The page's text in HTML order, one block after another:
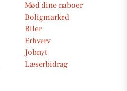
Mød dine naboer
Boligmarked
Biler
Erhverv
Jobnyt
Læserbidrag